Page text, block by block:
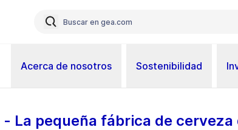
Acerca de nosotros Sostenibilidad
La pequeña fábrica de